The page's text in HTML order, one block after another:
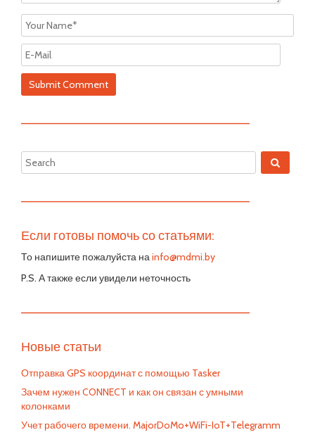
—————————————————————————
—————————————————————————
Если готовы помочь со статьями:
То напишите пожалуйста наinfo@mdmi.by
P.S. А также если увидели неточность
—————————————————————————
Новые статьи
Отправка GPS координат с помощью Tasker
Зачем нужен CONNECT и как он связан с умными
колонками
Учет рабочего времени. MajorDoMo+WiFi-IoT+Telegramm